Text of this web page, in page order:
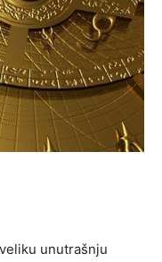
unutrašnju